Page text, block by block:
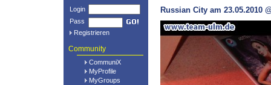
Login
Pass
Registrieren
Community
CommuniX
MyProfile
MyGroups
Russian City am 23.05.2010